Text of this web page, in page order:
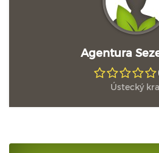
Agentura
Ústecký